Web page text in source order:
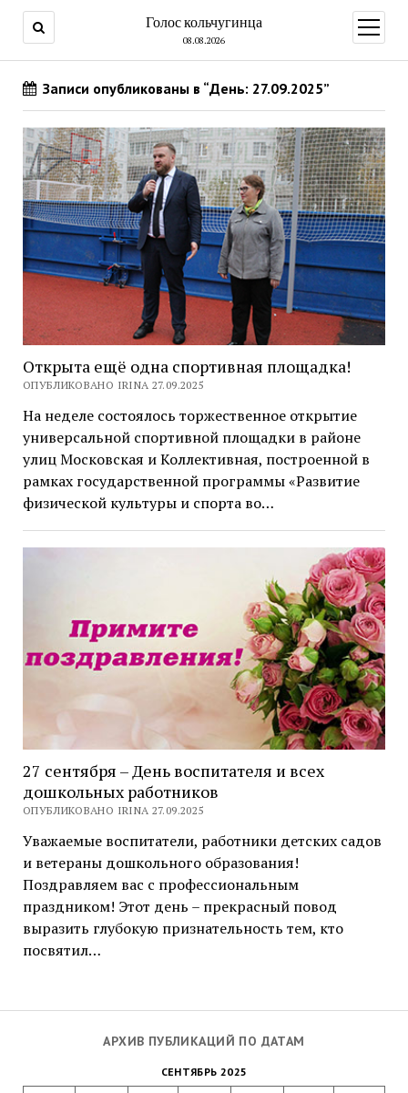
Голос кольчугинца
08.08.2026
меню
АРХИВ ПУБЛИКАЦИЙ ПО ДАТАМ
СЕНТЯБРЬ 2025
Записи опубликованы в “День: 27.09.2025”
Открыта ещё одна спортивная площадка!
ОПУБЛИКОВАНО IRINA 27.09.2025
На неделе состоялось торжественное открытие
универсальной спортивной площадки в районе
улиц Московская и Коллективная, построенной в
рамках государственной программы «Развитие
физической культуры и спорта во…
27 сентября – День воспитателя и всех
дошкольных работников
ОПУБЛИКОВАНО IRINA 27.09.2025
Уважаемые воспитатели, работники детских садов
и ветераны дошкольного образования!
Поздравляем вас с профессиональным
праздником! Этот день – прекрасный повод
выразить глубокую признательность тем, кто
посвятил…